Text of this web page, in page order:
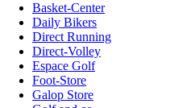
Basket-Center
Daily Bikers
Direct Running
Direct-Volley
Espace Golf
Foot-Store
Galop Store